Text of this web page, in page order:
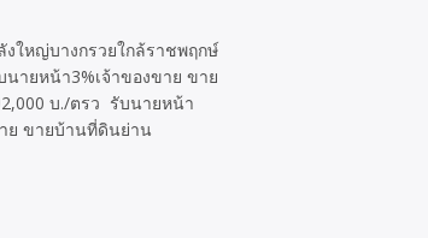
ใหญ่บางกรวยใกล้ราชพฤกษ์
ายหน้า3%เจ้าของขาย ขาย
บ./ตรว รับนายหน้า
ย ขายบ้านที่ดินย่าน